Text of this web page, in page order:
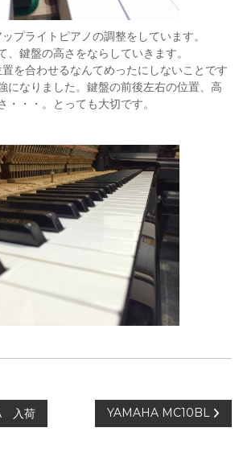
プライトピアノの調整をしています。
、鍵盤の高さをならしていきます。
を合わせるなんてめったにしないことです
になりました。鍵盤の前後左右の位置、高
・・・。とっても大切です。
入荷 YAMAHA MC10BL